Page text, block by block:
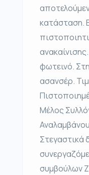
κατάσταση.
φωτεινό.
ασανσέρ.
Μέλος
Στεγαστικά
συμβούλων